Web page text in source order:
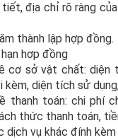
địa chỉ rõ ràng
thành lập hợp đồng.
hợp đồng
cơ sở vật chất: diện
kèm, diện tích sử
thanh toán: chi phí
thức thanh toán,
dịch vụ khác đính kèm